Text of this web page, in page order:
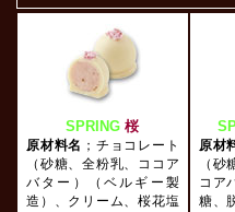
SPRING 桜
原材料名 ；チョコレート
（砂糖、全粉乳、ココア
バター）（ベルギー製
造）、クリーム、桜花塩
原材
（砂
コア
糖、